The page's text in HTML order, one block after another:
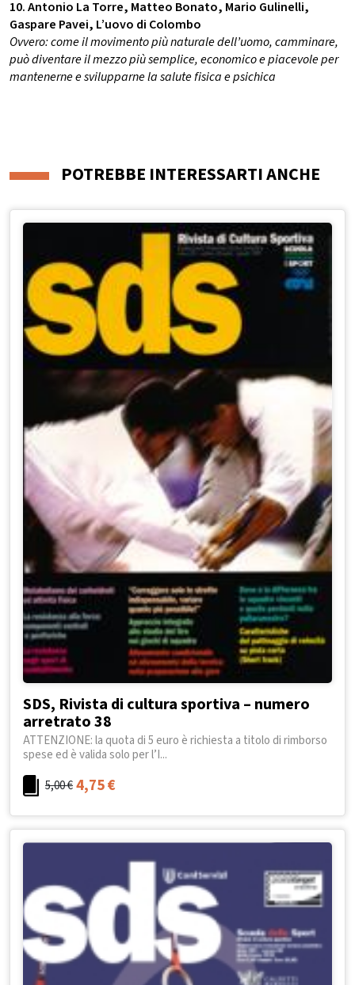
10. Antonio La Torre, Matteo Bonato, Mario Gulinelli,
Gaspare Pavei, L’uovo di Colombo
Ovvero: come il movimento più naturale dell’uomo, camminare,
può diventare il mezzo più semplice, economico e piacevole per
mantenerne e svilupparne la salute fisica e psichica
POTREBBE INTERESSARTI ANCHE
SDS, Rivista di cultura sportiva – numero
arretrato 38
ATTENZIONE: la quota di 5 euro è richiesta a titolo di rimborso
spese ed è valida solo per l’I...
5,00€4,75€